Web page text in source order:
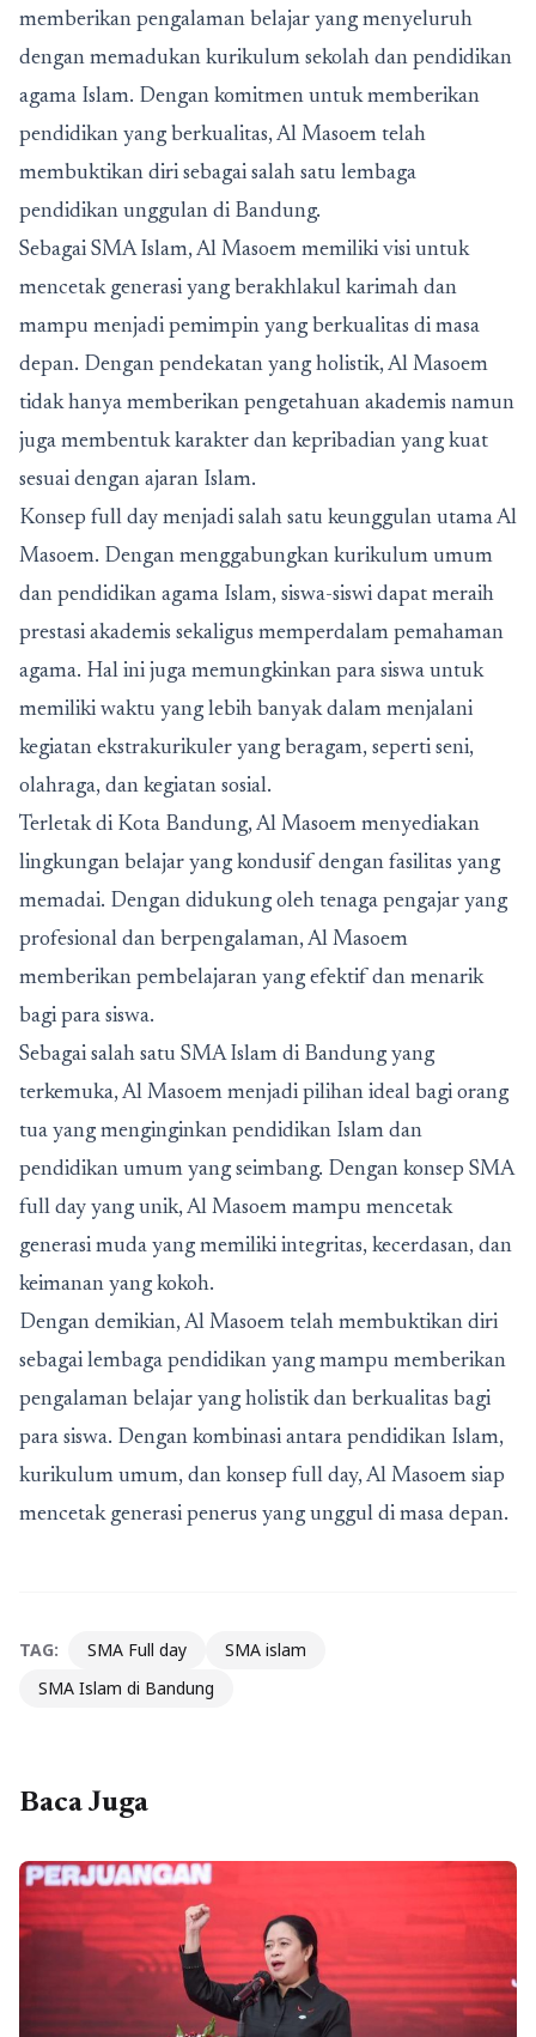
memberikan pengalaman belajar yang menyeluruh
dengan memadukan kurikulum sekolah dan pendidikan
agama Islam. Dengan komitmen untuk memberikan
pendidikan yang berkualitas, Al Masoem telah
membuktikan diri sebagai salah satu lembaga
pendidikan unggulan di Bandung.
Sebagai SMA Islam,Al Masoem memiliki visi untuk
mencetak generasi yang berakhlakul karimah dan
mampu menjadi pemimpin yang berkualitas di masa
depan. Dengan pendekatan yang holistik, Al Masoem
tidak hanya memberikan pengetahuan akademis namun
juga membentuk karakter dan kepribadian yang kuat
sesuai dengan ajaran Islam.
Konsep full day menjadi salah satu keunggulan utama Al
Masoem. Dengan menggabungkan kurikulum umum
dan pendidikan agama Islam, siswa-siswi dapat meraih
prestasi akademis sekaligus memperdalam pemahaman
agama. Hal ini juga memungkinkan para siswa untuk
memiliki waktu yang lebih banyak dalam menjalani
kegiatan ekstrakurikuler yang beragam, seperti seni,
olahraga, dan kegiatan sosial.
Terletak di Kota Bandung, Al Masoem menyediakan
lingkungan belajar yang kondusif dengan fasilitas yang
memadai. Dengan didukung oleh tenaga pengajar yang
profesional dan berpengalaman, Al Masoem
memberikan pembelajaran yang efektif dan menarik
bagi para siswa.
Sebagai salah satu SMA Islam di Bandung yang
terkemuka, Al Masoem menjadi pilihan ideal bagi orang
tua yang menginginkan pendidikan Islam dan
pendidikan umum yang seimbang. Dengan konsep SMA
full day yang unik, Al Masoem mampu mencetak
generasi muda yang memiliki integritas, kecerdasan, dan
keimanan yang kokoh.
Dengan demikian, Al Masoem telah membuktikan diri
sebagai lembaga pendidikan yang mampu memberikan
pengalaman belajar yang holistik dan berkualitas bagi
para siswa. Dengan kombinasi antara pendidikan Islam,
kurikulum umum, dan konsep full day, Al Masoem siap
mencetak generasi penerus yang unggul di masa depan.
TAG: SMA Full day
SMA islam
SMA Islam di Bandung
Baca Juga